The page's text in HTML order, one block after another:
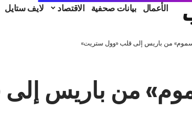
الأعمال بيانات صحفية الاقتصاد لايف ستايل
من باريس إلى قلب «وول ستريت»
من باريس